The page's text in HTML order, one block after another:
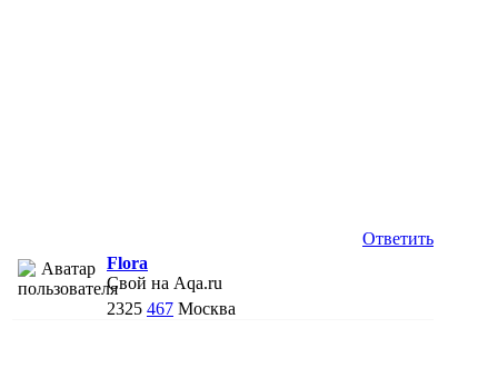
Ответить
Flora
Свой на Aqa.ru
2325 467 Москва